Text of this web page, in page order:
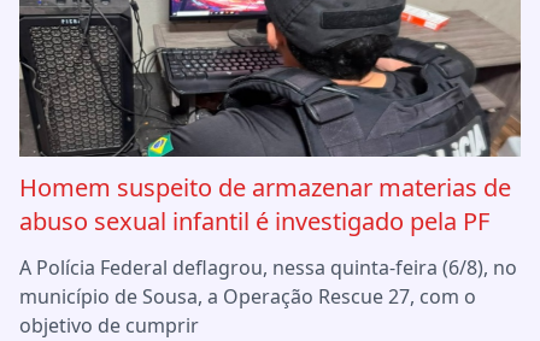
Homem suspeito de armazenar materias de
abuso sexual infantil é investigado pela PF
A Polícia Federal deflagrou, nessa quinta-feira (6/8), no
município de Sousa, a Operação Rescue 27, com o
objetivo de cumprir